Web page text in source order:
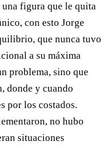
figura que le quita
con esto Jorge
que nunca tuvo
a su máxima
problema, sino que
donde y cuando
por los costados.
no hubo
situaciones